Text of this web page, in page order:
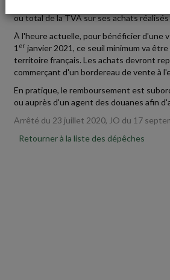
Le dispositif de la détaxe permet à un
ou total de la TVA sur ses achats
À l'heure actuelle, pour bénéficier d'une
1 er janvier 2021, ce seuil minimum va
territoire français. Les achats devront
commerçant d'un bordereau de vente à
En pratique, le remboursement est
ou auprès d'un agent des douanes afin
Arrêté du 23 juillet 2020, JO du 17
Retourner à la liste des dépêches